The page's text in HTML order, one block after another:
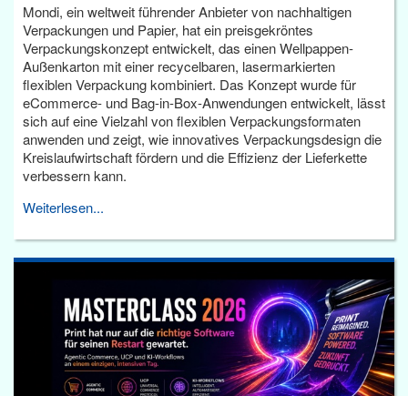
Mondi, ein weltweit führender Anbieter von nachhaltigen
Verpackungen und Papier, hat ein preisgekröntes
Verpackungskonzept entwickelt, das einen Wellpappen-
Außenkarton mit einer recycelbaren, lasermarkierten
flexiblen Verpackung kombiniert. Das Konzept wurde für
eCommerce- und Bag-in-Box-Anwendungen entwickelt, lässt
sich auf eine Vielzahl von flexiblen Verpackungsformaten
anwenden und zeigt, wie innovatives Verpackungsdesign die
Kreislaufwirtschaft fördern und die Effizienz der Lieferkette
verbessern kann.
Weiterlesen...